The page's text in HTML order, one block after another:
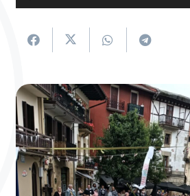
erreproduzigailua